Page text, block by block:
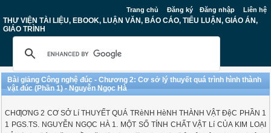
Trang chủ Đăng ký Đăng nhập Liên hệ
THƯ VIỆN TÀI LIỆU, EBOOK, LUẬN VĂN, BÁO CÁO, TIỂU LUẬN, GIÁO ÁN,
GIÁO TRÌNH
Bài giảng Công nghệ đúc - Chương 2: Cơ sở lý thuyết quá trình hình thành
vật đúc (Phần 1) - Nguyễn Ngọc Hà
CHƢƠNG 2 CƠ SỞ Lí THUYẾT QUÁ TRèNH HèNH THÀNH VẬT ĐệC PHẦN 1
1 PGS.TS. NGUYỄN NGỌC HÀ 1. MỘT SỐ TÍNH CHẤT VẬT Lí CỦA KIM LOẠI